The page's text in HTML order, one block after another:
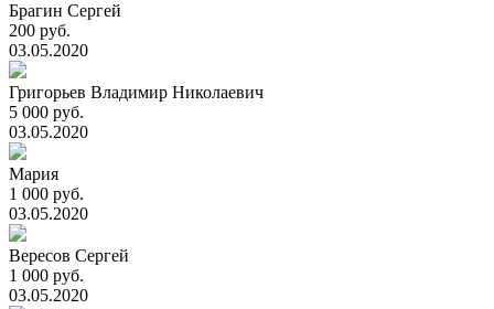
Брагин Сергей
200 руб.
03.05.2020
Григорьев Владимир Николаевич
5 000 руб.
03.05.2020
Мария
1 000 руб.
03.05.2020
Вересов Сергей
1 000 руб.
03.05.2020